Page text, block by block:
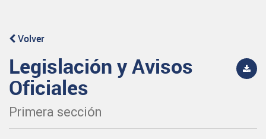
Volver
Legislación y Avisos
Oficiales
Primera sección